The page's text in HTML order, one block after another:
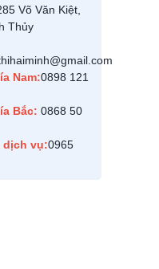
Võ Văn Kiệt,
Thủy
Nam:0898 121
Bắc: 0868 50
dịch vụ:0965